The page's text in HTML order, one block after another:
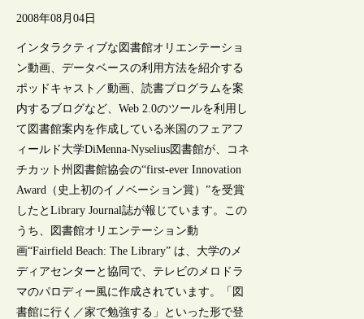
2008年08月04日
インタラクティブな図書館オリエンテーショ
ン動画、データベースの利用方法を紹介する
ポッドキャスト／動画、読書プログラムを案
内するブログなど、Web 2.0のツールを利用し
て図書館案内を作成している米国のフェアフ
ィールド大学DiMenna-Nyselius図書館が、コネ
チカット州図書館協会の“first-ever Innovation
Award（史上初のイノベーション賞）”を受賞
したとLibrary Journal誌が報じています。この
うち、図書館オリエンテーション動
画“Fairfield Beach: The Library” は、大学のメ
ディアセンターと協同で、テレビのメロドラ
マのパロディー風に作成されています。「図
書館に行く／家で勉強する」といった形で登